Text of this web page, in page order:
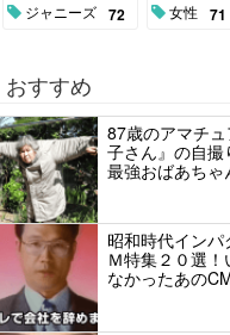
ジャニーズ 72 女性 71
おすすめ
87歳のアマチ
子さん』の自撮
最強おばあち
昭和時代インパ
Ｍ特集２０選
なかったあの